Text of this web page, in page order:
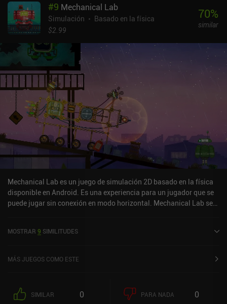
#9 Mechanical Lab
Simulación
Basado en la física
$2.99
70%
similar
Mechanical Lab es un juego de simulación 2D basado en la física
disponible en Android. Es una experiencia para un jugador que se
puede jugar sin conexión en modo horizontal. Mechanical Lab se
MOSTRAR 9 SIMILITUDES
MÁS JUEGOS COMO ESTE
SIMILAR 0 PARA NADA 0